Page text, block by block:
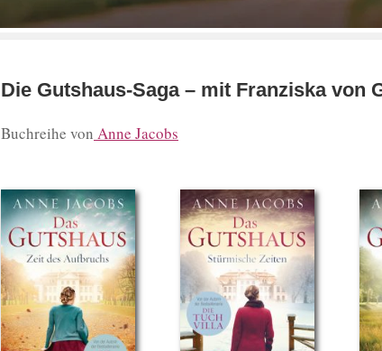
Die Gutshaus-Saga – mit Franziska von
Buchreihe von Anne Jacobs